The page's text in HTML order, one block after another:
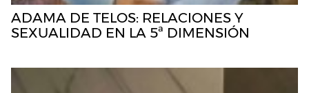
ADAMA DE TELOS: RELACIONES Y
SEXUALIDAD EN LA 5ª DIMENSIÓN